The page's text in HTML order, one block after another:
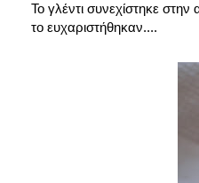
Το γλέντι συνεχίστηκε
το ευχαριστήθηκαν....